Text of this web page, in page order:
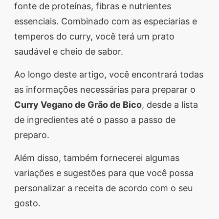
fonte de proteínas, fibras e nutrientes
essenciais. Combinado com as especiarias e
temperos do curry, você terá um prato
saudável e cheio de sabor.
Ao longo deste artigo, você encontrará todas
as informações necessárias para preparar o
Curry Vegano de Grão de Bico, desde a lista
de ingredientes até o passo a passo de
preparo.
Além disso, também fornecerei algumas
variações e sugestões para que você possa
personalizar a receita de acordo com o seu
gosto.